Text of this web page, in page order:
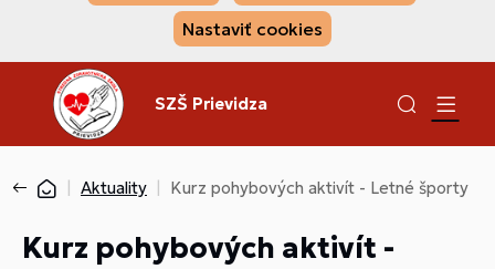
Nastaviť cookies
SZŠ Prievidza
Aktuality Kurz pohybových aktivít - Letné športy
Kurz pohybových aktivít -